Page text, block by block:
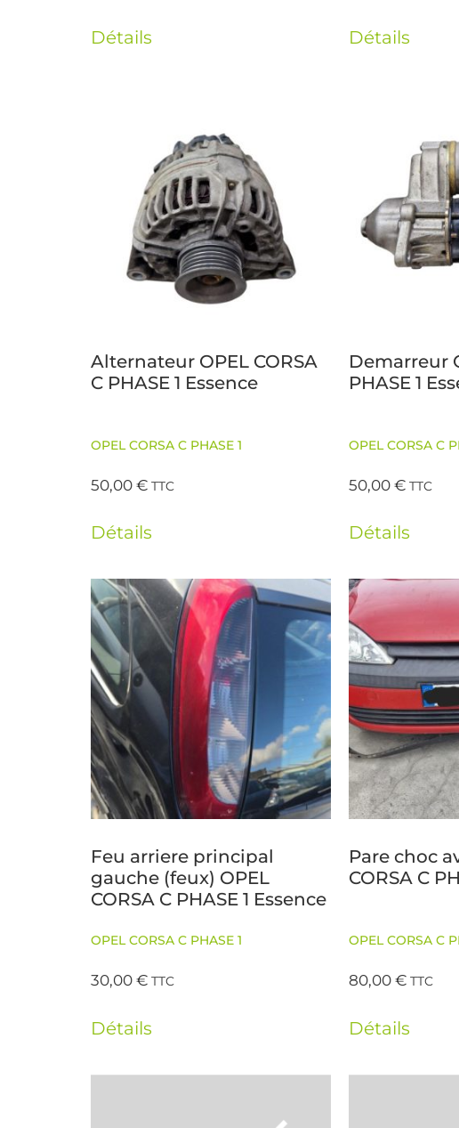
Détails Détails
Alternateur OPEL CORSA
C PHASE 1 Essence
OPEL CORSA C PHASE 1
50,00€ TTC
Détails
Demarreur
PHASE 1
OPEL CORSA C
50,00€ TTC
Détails
Feu arriere principal
gauche (feux) OPEL
CORSA C PHASE 1 Essence
OPEL CORSA C PHASE 1
30,00€ TTC
Détails
Pare choc
CORSA C
OPEL CORSA C
80,00€ TTC
Détails